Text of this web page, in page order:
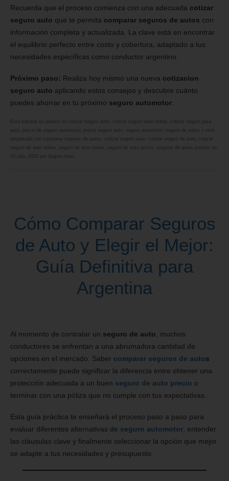
Recuerda que el proceso comienza con una adecuada cotizar
seguro auto que te permita comparar seguros de autos con
información completa y actualizada. La clave está en encontrar
el equilibrio perfecto entre costo y cobertura, adaptado a tus
necesidades específicas como conductor argentino.
Próximo paso: Realiza hoy mismo una nueva cotizacion
seguro auto aplicando estos consejos y descubre cuánto
puedes ahorrar en tu próximo seguro automotor
cotizar seguro auto cotizar seguro auto online
cotizar seguro para
cotizar seguro auto cotizar seguro de auto
cotizar
Seguro Auto
Cómo Comparar Seguros
de Auto y Elegir el Mejor:
Guía Definitiva para
Argentina
Al momento de contratar un seguro de auto, muchos
conductores se enfrentan a una abrumadora cantidad de
opciones en el mercado. Saber comparar seguros de autos
correctamente puede significar la diferencia entre obtener una
protección adecuada a un buen seguro de auto precio o
terminar con una póliza que no cumple con tus expectativas.
Esta guía práctica te enseñará el proceso paso a paso para
evaluar diferentes alternativas de seguro automotor , entender
las cláusulas clave y finalmente seleccionar la opción que mejor
se adapte a tus necesidades y presupuesto.